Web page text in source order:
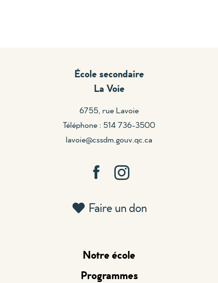
École secondaire
La Voie
6755, rue Lavoie
Téléphone : 514 736-3500
lavoie@cssdm.gouv.qc.ca
Faire un don
Notre école
Programmes